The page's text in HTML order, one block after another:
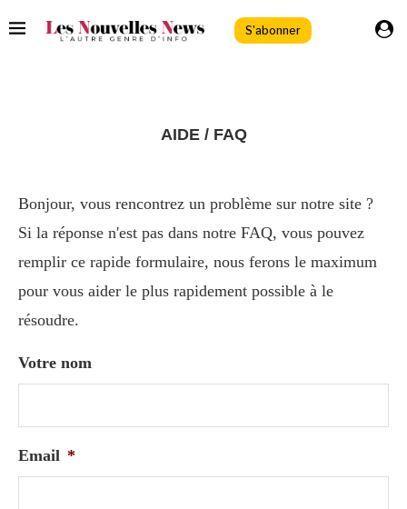
S'abonner
AIDE / FAQ
Bonjour, vous rencontrez un problème sur notre site ?
Si la réponse n'est pas dans notre FAQ, vous pouvez
remplir ce rapide formulaire, nous ferons le maximum
pour vous aider le plus rapidement possible à le
résoudre.
Votre nom
Email *